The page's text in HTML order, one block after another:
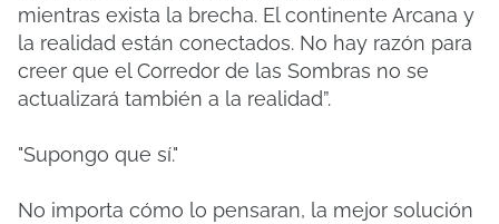
mientras exista la brecha. El continente Arcana y
la realidad están conectados. No hay razón para
creer que el Corredor de las Sombras no se
actualizará también a la realidad”.
"Supongo que sí."
No importa cómo lo pensaran, la mejor solución